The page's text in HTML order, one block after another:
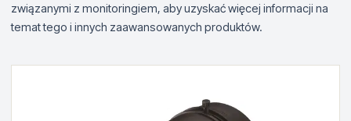
związanymi z monitoringiem, aby uzyskać więcej informacji na
temat tego i innych zaawansowanych produktów.